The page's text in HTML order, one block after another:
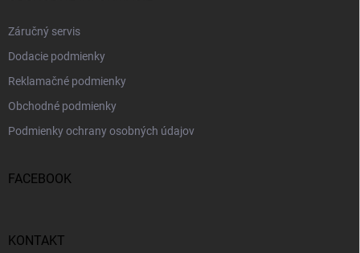
Záručný servis
Dodacie podmienky
Reklamačné podmienky
Obchodné podmienky
Podmienky ochrany osobných údajov
FACEBOOK
KONTAKT